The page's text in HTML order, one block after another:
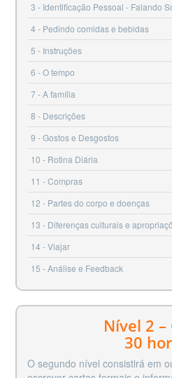
3
Identificação Pessoal - Falando
4
Pedindo comidas e bebidas
5
Instruções
6
O tempo
7 A família
8
Descrições
9
Gostos e Desgostos
10
Rotina Diária
11
Compras
12
Partes do corpo e doenças
13
Diferenças culturais e
14 Viajar
15
Análise e Feedback
Nível 2 –
30
O segundo nível consistirá em